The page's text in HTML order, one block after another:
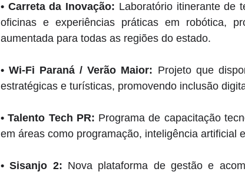
• Carreta da Inovação: Laboratório itinerante de
oficinas e experiências práticas em robótica,
aumentada para todas as regiões do estado.
• Wi-Fi Paraná / Verão Maior: Projeto que
estratégicas e turísticas, promovendo inclusão
• Talento Tech PR: Programa de capacitação
em áreas como programação, inteligência artificial
• Sisanjo 2: Nova plataforma de gestão e